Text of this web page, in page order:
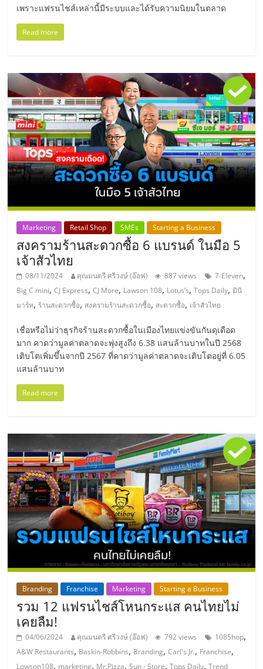
รน
ไชส์
ขาย
หน้า
บ้าน
ลงทุน
น้อย
คืน
ทุน
ไว,
ที่
ปรึกษา
การ
ลงทุน
และ
ขยาย
สา
ขา
แฟ
รน
ไชส์,
เพราะแฟรนไชส์เหล่านี้มีระบบและได้รับความนิยมในตลาด
Read more
Marketing Retail Shop SMEs Starting a Business
สงครามร้านสะดวกซื้อ 6 แบรนด์ ในมือ 5
เจ้าสัวไทย
08/11/2024 คุณมนตรี ศรีวงษ์ (อ๊อฟ) 887 views 7-Eleven,
Big C mini,CJ Express,CJ More, Lawson 108, Lotus’s,Tops Daily,มินิ
มาร์ท, ร้านสะดวกซื้อ, สงครามร้านสะดวกซื้อ, สะดวกซื้อ, เจ้าสัวไทย
เชื่อหรือไม่ว่าธุรกิจร้านสะดวกซื้อในเมืองไทยแข่งขันกันดุเดือด
มาก คาดว่ามูลค่าตลาดจะพุ่งสูงถึง 6.38 แสนล้านบาทในปี 2568
เติบโตเพิ่มขึ้นจากปี 2567 ที่คาดว่ามูลค่าตลาดจะเติบโตอยู่ที่ 6.05
แสนล้านบาท
Read more
Branding Franchise Marketing Starting a Business
รวม 12 แฟรนไชส์โหนกระแส คนไทยไม่
เคยลืม!
04/06/2024 คุณมนตรี ศรีวงษ์ (อ๊อฟ) 792 views 108Shop,
A&W Restaurants, Baskin-Robbins, Branding,Carl's Jr., Franchise,
Lowson108, marketing, Mr.Pizza,Sun - Store,Tops Daily,Trend